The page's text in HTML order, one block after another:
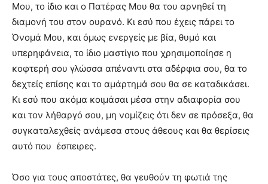
Μου, το ίδιο και ο Πατέρας Μου θα του αρνηθεί τη
διαμονή του στον ουρανό. Κι εσύ που έχεις πάρει το
Όνομά Μου, και όμως ενεργείς µε βία, θυμό και
υπερηφάνεια, το ίδιο μαστίγιο που χρησιμοποίησε η
κοφτερή σου γλώσσα απέναντι στα αδέρφια σου, θα το
δεχτείς επίσης και το αμάρτημά σου θα σε καταδικάσει.
Κι εσύ που ακόμα κοιμάσαι μέσα στην αδιαφορία σου
και τον λήθαργό σου, µη νομίζεις ότι δεν σε πρόσεξα, θα
συγκαταλεχθείς ανάμεσα στους άθεους και θα θερίσεις
αυτό που έσπειρες.
Όσο για τους αποστάτες, θα γευθούν τη φωτιά της